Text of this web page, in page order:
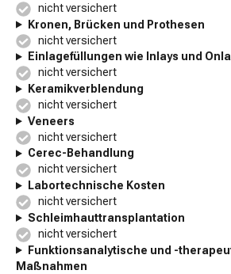
nicht versichert
Kronen, Brücken und Prothesen
nicht versichert
Einlagefüllungen wie Inlays und
nicht versichert
Keramikverblendung
nicht versichert
Veneers
nicht versichert
Cerec-Behandlung
nicht versichert
Labortechnische Kosten
nicht versichert
Schleimhauttransplantation
nicht versichert
Funktionsanalytische und -
Maßnahmen